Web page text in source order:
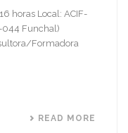
horas Local: ACIF-
044 Funchal)
Formadora
READ MORE